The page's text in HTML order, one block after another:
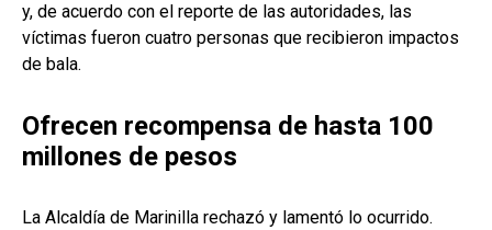
y, de acuerdo con el reporte de las autoridades, las
víctimas fueron cuatro personas que recibieron impactos
de bala.
Ofrecen recompensa de hasta 100
millones de pesos
La Alcaldía de Marinilla rechazó y lamentó lo ocurrido.